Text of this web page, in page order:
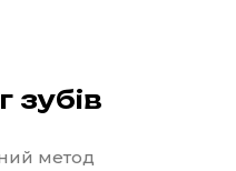
зубів
метод